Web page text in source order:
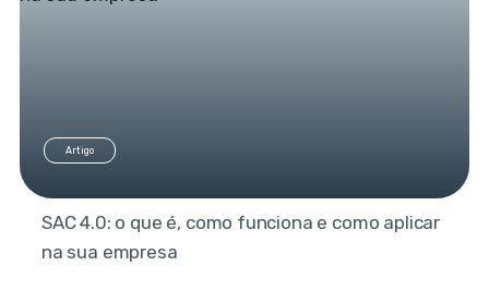
Artigo
SAC 4.0: o que é, como funciona e como aplicar
na sua empresa